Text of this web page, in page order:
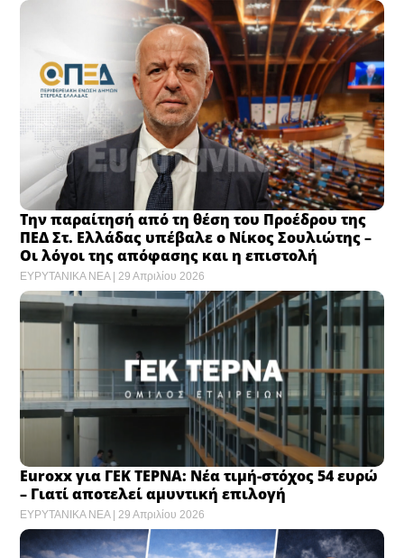
Την παραίτησή από τη θέση του Προέδρου της
ΠΕΔ Στ. Ελλάδας υπέβαλε ο Νίκος Σουλιώτης –
Οι λόγοι της απόφασης και η επιστολή
ΕΥΡΥΤΑΝΙΚΑ ΝΕΑ 29 Απριλίου 2026
Euroxx για ΓΕΚ ΤΕΡΝΑ: Νέα τιμή-στόχος 54 ευρώ
– Γιατί αποτελεί αμυντική επιλογή
ΕΥΡΥΤΑΝΙΚΑ ΝΕΑ 29 Απριλίου 2026